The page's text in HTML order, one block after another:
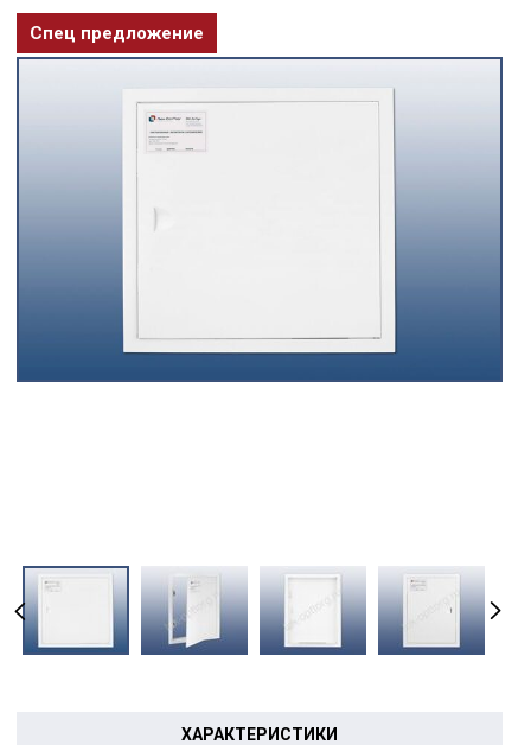
Спец предложение
ХАРАКТЕРИСТИКИ